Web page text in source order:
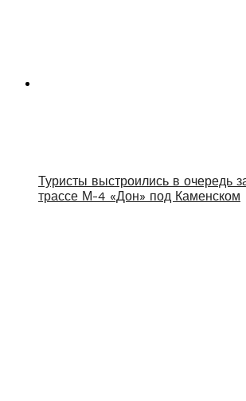
Туристы выстроились в очередь
трассе М-4 «Дон» под Каменском